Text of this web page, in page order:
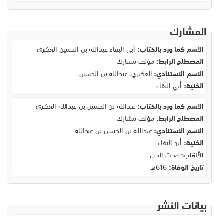
المشارك
الاسم كما ورد بالكتاب: أبي البقاء عبدالله بن الحسين العكبري
المصطلح الرابط:مؤلف مشارك
الاسم الاستنادي: العكبري، عبدالله بن الحسين
الكنية: أبي البقاء
الاسم كما ورد بالكتاب:عبدالله بن الحسين بن عبدالله العكبري
المصطلح الرابط:مؤلف مشارك
الاسم الاستنادي:عبدالله بن الحسين بن عبدالله
الكنية: أبو البقاء
الألقاب:محبّ الدين
تاريخ الوفاة:616هـ
بيانات النشر